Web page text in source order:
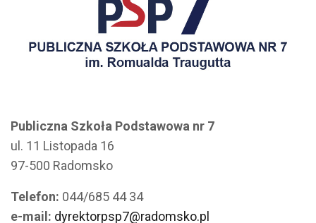
Publiczna Szkoła Podstawowa nr 7
ul. 11 Listopada 16
97-500 Radomsko
Telefon: 044/685 44 34
e-mail: dyrektorpsp7@radomsko.pl